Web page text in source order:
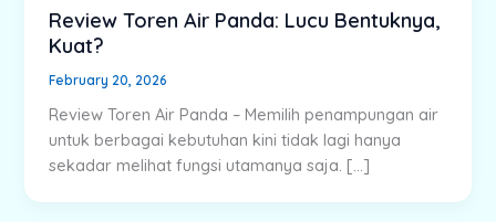
Review Toren Air Panda: Lucu Bentuknya,
Kuat?
February 20, 2026
Review Toren Air Panda – Memilih penampungan air
untuk berbagai kebutuhan kini tidak lagi hanya
sekadar melihat fungsi utamanya saja. […]